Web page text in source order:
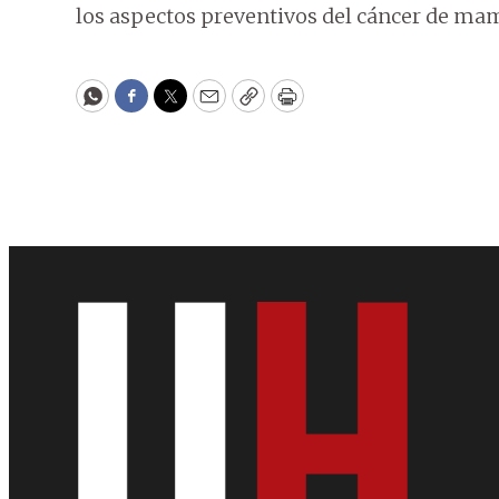
los aspectos preventivos del cáncer de
WhatsApp
Facebook
Twitter
EmailCopyPrint